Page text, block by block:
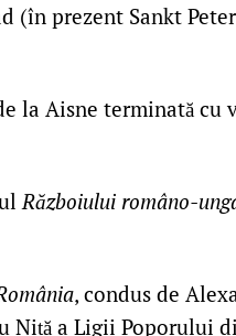
(în prezent Sankt
la Aisne terminată cu
Războiului româno-
, condus de
Niță a Ligii Poporului